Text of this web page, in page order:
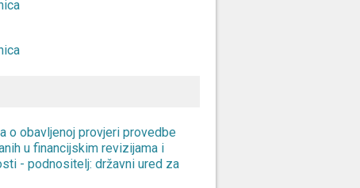
o obavljenoj provjeri provedbe
u financijskim revizijama i
- podnositelj: državni ured za